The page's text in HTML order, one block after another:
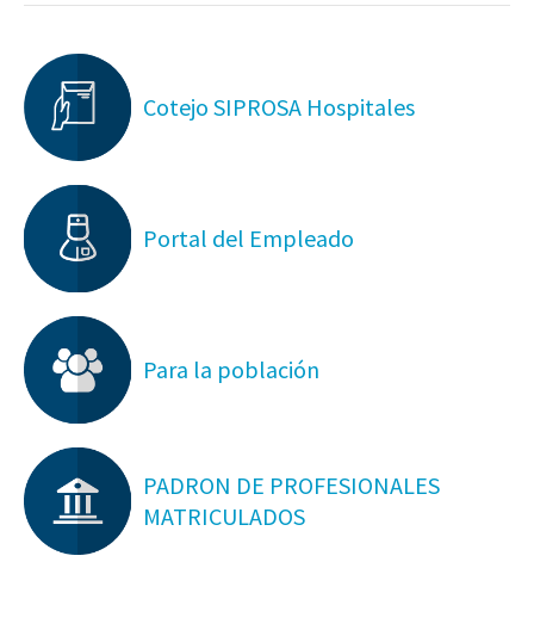
Cotejo SIPROSA Hospitales
Portal del Empleado
Para la población
PADRON DE PROFESIONALES
MATRICULADOS